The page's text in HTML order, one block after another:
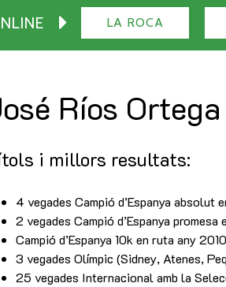
LA ROCA
Ríos Ortega
i millors resultats:
4 vegades Campió d’Espanya absolut
2 vegades Campió d’Espanya promesa
Campió d’Espanya 10k en ruta any
3 vegades Olímpic (Sidney, Atenes,
25 vegades Internacional amb la